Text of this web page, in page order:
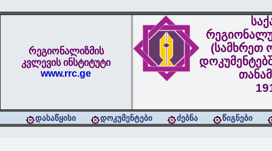
რეგიონალიზმის
კვლევის ინსტიტუტი
www.rrc.ge
(სამხრეთ
დასაწყისი დოკუმენტები ძებნა წიგნები